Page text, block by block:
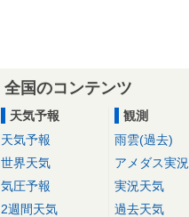
全国のコンテンツ
天気予報
天気予報
世界天気
気圧予報
2週間天気
観測
雨雲(過去)
アメダス実況
実況天気
過去天気